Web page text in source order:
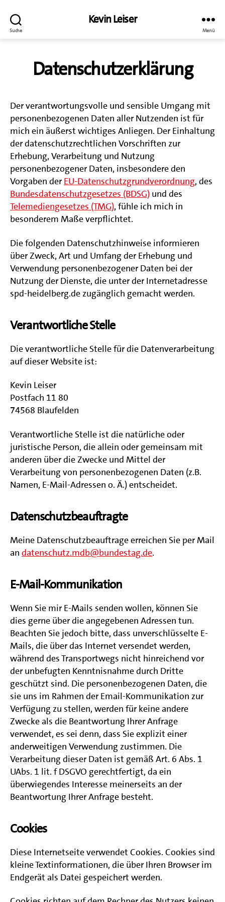
Suche
Kevin Leiser
Menü
Datenschutzerklärung
Der verantwortungsvolle und sensible Umgang mit
personenbezogenen Daten aller Nutzenden ist für
mich ein äußerst wichtiges Anliegen. Der Einhaltung
der datenschutzrechtlichen Vorschriften zur
Erhebung, Verarbeitung und Nutzung
personenbezogener Daten, insbesondere den
Vorgaben der EU-Datenschutzgrundverordnung, des
Bundesdatenschutzgesetzes (BDSG) und des
Telemediengesetzes (TMG), fühle ich mich in
besonderem Maße verpflichtet.
Die folgenden Datenschutzhinweise informieren
über Zweck, Art und Umfang der Erhebung und
Verwendung personenbezogener Daten bei der
Nutzung der Dienste, die unter der Internetadresse
spd-heidelberg.de zugänglich gemacht werden.
Verantwortliche Stelle
Die verantwortliche Stelle für die Datenverarbeitung
auf dieser Website ist:
Kevin Leiser
Postfach 11 80
74568 Blaufelden
Verantwortliche Stelle ist die natürliche oder
juristische Person, die allein oder gemeinsam mit
anderen über die Zwecke und Mittel der
Verarbeitung von personenbezogenen Daten (z.B.
Namen, E-Mail-Adressen o. Ä.) entscheidet.
Datenschutzbeauftragte
Meine Datenschutzbeauftrage erreichen Sie per Mail
an datenschutz.mdb@bundestag.de.
E-Mail-Kommunikation
Wenn Sie mir E-Mails senden wollen, können Sie
dies gerne über die angegebenen Adressen tun.
Beachten Sie jedoch bitte, dass unverschlüsselte E-
Mails, die über das Internet versendet werden,
während des Transportwegs nicht hinreichend vor
der unbefugten Kenntnisnahme durch Dritte
geschützt sind. Die personenbezogenen Daten, die
sie uns im Rahmen der Email-Kommunikation zur
Verfügung zu stellen, werden für keine andere
Zwecke als die Beantwortung Ihrer Anfrage
verwendet, es sei denn, dass Sie explizit einer
anderweitigen Verwendung zustimmen. Die
Verarbeitung dieser Daten ist gemäß Art. 6 Abs. 1
UAbs. 1 lit. f DSGVO gerechtfertigt, da ein
überwiegendes Interesse meinerseits an der
Beantwortung Ihrer Anfrage besteht.
Cookies
Diese Internetseite verwendet Cookies. Cookies sind
kleine Textinformationen, die über Ihren Browser im
Endgerät als Datei gespeichert werden.